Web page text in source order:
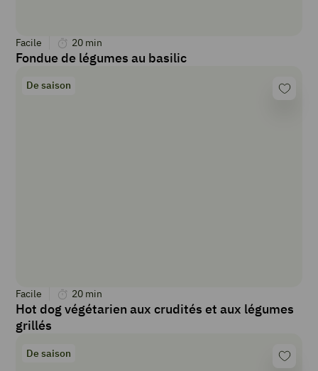
Facile 20 min
Fondue de légumes au basilic
De saison
Facile 20 min
Hot dog végétarien aux crudités et aux légumes
grillés
De saison